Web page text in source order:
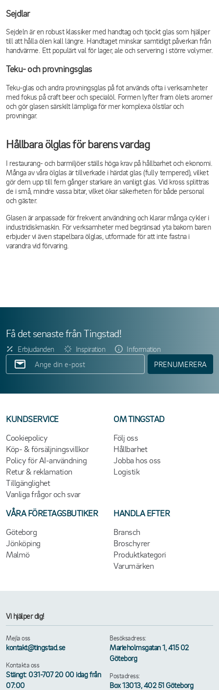
Sejdlar
Sejdeln är en robust klassiker med handtag och tjockt glas som hjälper
till att hålla ölen kall längre. Handtaget minskar samtidigt påverkan från
handvärme. Ett populärt val för lager, ale och servering i större volymer.
Teku- och provningsglas
Teku-glas och andra provningsglas på fot används ofta i verksamheter
med fokus på craft beer och specialöl. Formen lyfter fram ölets aromer
och gör glasen särskilt lämpliga för mer komplexa ölstilar och
provningar.
Hållbara ölglas för barens vardag
I restaurang- och barmiljöer ställs höga krav på hållbarhet och ekonomi.
Många av våra ölglas är tillverkade i härdat glas (fully tempered), vilket
gör dem upp till fem gånger starkare än vanligt glas. Vid kross splittras
de i små, mindre vassa bitar, vilket ökar säkerheten för både personal
och gäster.
Glasen är anpassade för frekvent användning och klarar många cykler i
industridiskmaskin. För verksamheter med begränsad yta bakom baren
erbjuder vi även stapelbara ölglas, utformade för att inte fastna i
varandra vid förvaring.
Få det senaste från Tingstad!
Erbjudanden Inspiration
Information
PRENUMERERA
KUNDSERVICE
Cookiepolicy
Köp- & försäljningsvillkor
Policy för AI-användning
Retur & reklamation
Tillgänglighet
Vanliga frågor och svar
OM TINGSTAD
Följ oss
Hållbarhet
Jobba hos oss
Logistik
VÅRA FÖRETAGSBUTIKER
Göteborg
Jönköping
Malmö
HANDLA EFTER
Bransch
Broschyrer
Produktkategori
Varumärken
Vi hjälper dig!
Mejla oss
kontakt@tingstad.se
Kontakta oss
Stängt: 031-707 20 00 idag från
07:00
Besöksadress:
Marieholmsgatan 1, 415 02
Göteborg
Postadress:
Box 13013, 402 51 Göteborg